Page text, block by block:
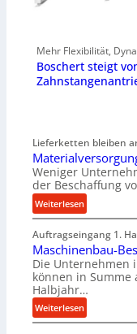
Mehr Flexibilität,
Boschert steigt
Lieferketten bleiben
Weniger
der Beschaffung
Weiterlesen:
M
a
t
e
r
i
a
l
Auftragseingang 1.
Maschinenbau-
Die Unternehmen
können in Summe
Halbjahr…
Weiterlesen:
M